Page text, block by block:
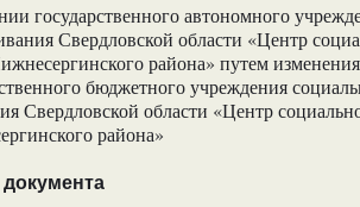
государственного автономного
Свердловской области «Центр
района» путем
бюджетного учреждения
Свердловской области «Центр
района»